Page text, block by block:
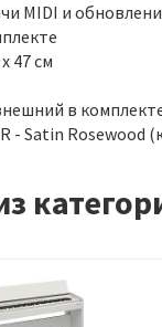
MIDI и
47 см
в
- Satin Rosewood